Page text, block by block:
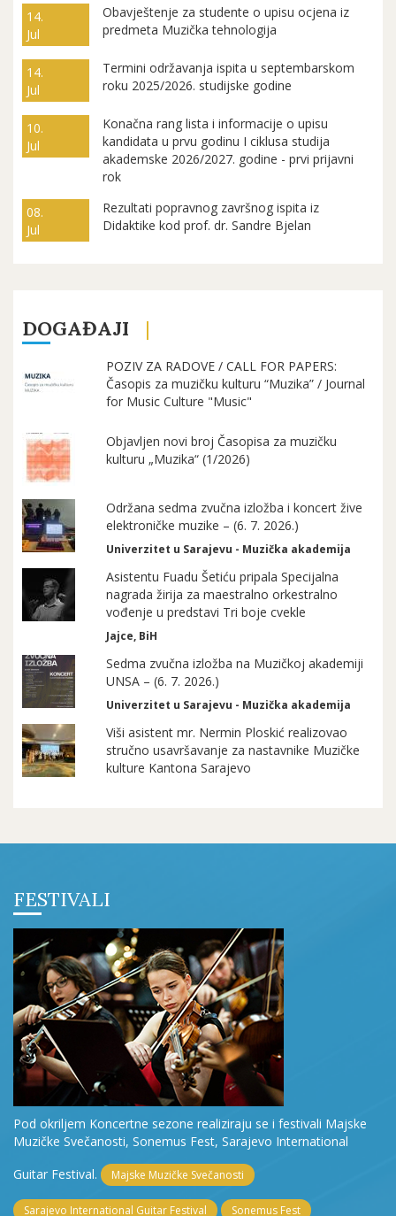
14.
Jul
Obavještenje za studente o upisu ocjena iz
predmeta Muzička tehnologija
14.
Jul
Termini održavanja ispita u septembarskom
roku 2025/2026. studijske godine
10.
Jul
Konačna rang lista i informacije o upisu
kandidata u prvu godinu I ciklusa studija
akademske 2026/2027. godine - prvi prijavni
rok
08.
Jul
Rezultati popravnog završnog ispita iz
Didaktike kod prof. dr. Sandre Bjelan
DOGAĐAJI
POZIV ZA RADOVE / CALL FOR PAPERS:
Časopis za muzičku kulturu “Muzika” / Journal
for Music Culture "Music"
Objavljen novi broj Časopisa za muzičku
kulturu „Muzika“ (1/2026)
Održana sedma zvučna izložba i koncert žive
elektroničke muzike – (6. 7. 2026.)
Univerzitet u Sarajevu - Muzička akademija
Asistentu Fuadu Šetiću pripala Specijalna
nagrada žirija za maestralno orkestralno
vođenje u predstavi Tri boje cvekle
Jajce, BiH
Sedma zvučna izložba na Muzičkoj akademiji
UNSA – (6. 7. 2026.)
Univerzitet u Sarajevu - Muzička akademija
Viši asistent mr. Nermin Ploskić realizovao
stručno usavršavanje za nastavnike Muzičke
kulture Kantona Sarajevo
FESTIVALI
Pod okriljem Koncertne sezone realiziraju se i festivali Majske
Muzičke Svečanosti, Sonemus Fest, Sarajevo International
Guitar Festival.
Majske Muzičke Svečanosti
Sarajevo International Guitar Festival Sonemus Fest